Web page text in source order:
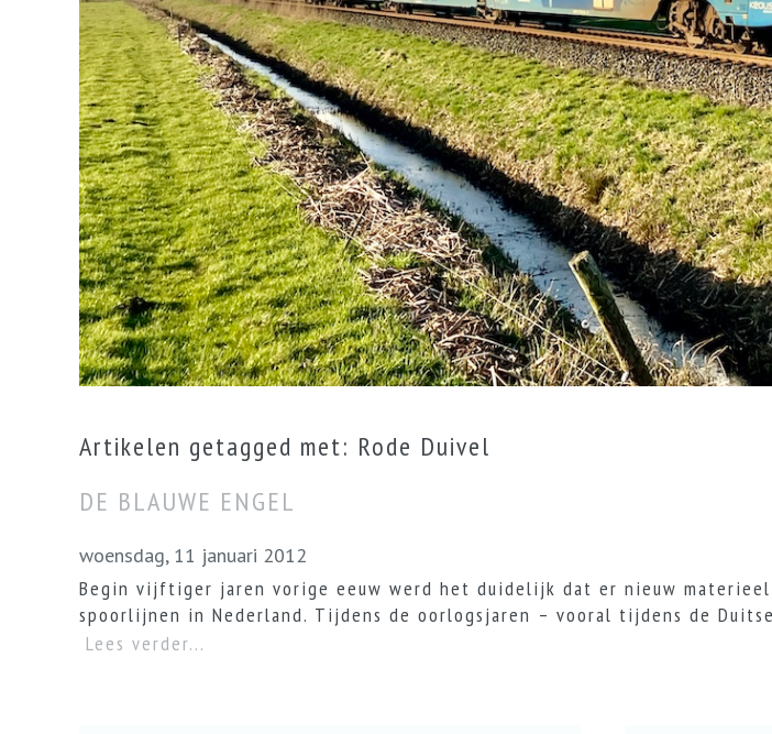
Zwolle maart 2025
Artikelen getagged met: Rode Duivel
DE BLAUWE ENGEL
woensdag, 11 januari 2012
Begin vijftiger jaren vorige eeuw werd het duidelijk dat er nieuw materieel
spoorlijnen in Nederland. Tijdens de oorlogsjaren – vooral tijdens de
Lees verder...